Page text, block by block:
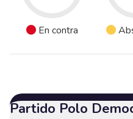
En contra
Partido Polo